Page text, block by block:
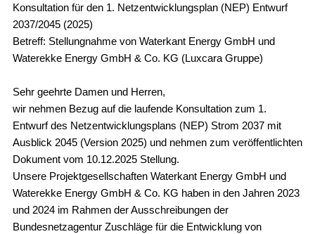
Konsultation für den 1. Netzentwicklungsplan (NEP) Entwurf
2037/2045 (2025)
Betreff: Stellungnahme von Waterkant Energy GmbH und
Waterekke Energy GmbH & Co. KG (Luxcara Gruppe)
Sehr geehrte Damen und Herren,
wir nehmen Bezug auf die laufende Konsultation zum 1.
Entwurf des Netzentwicklungsplans (NEP) Strom 2037 mit
Ausblick 2045 (Version 2025) und nehmen zum veröffentlichten
Dokument vom 10.12.2025 Stellung.
Unsere Projektgesellschaften Waterkant Energy GmbH und
Waterekke Energy GmbH & Co. KG haben in den Jahren 2023
und 2024 im Rahmen der Ausschreibungen der
Bundesnetzagentur Zuschläge für die Entwicklung von